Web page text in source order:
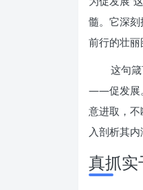
髓。它深
前行的壮丽
这句
——促发展
意进取，
入剖析其
真抓